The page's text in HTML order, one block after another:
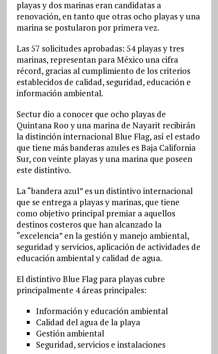
playas y dos marinas eran candidatas a
renovación, en tanto que otras ocho playas y una
marina se postularon por primera vez.
Las 57 solicitudes aprobadas: 54 playas y tres
marinas, representan para México una cifra
récord, gracias al cumplimiento de los criterios
establecidos de calidad, seguridad, educación e
información ambiental.
Sectur dio a conocer que ocho playas de
Quintana Roo y una marina de Nayarit recibirán
la distinción internacional Blue Flag, así el estado
que tiene más banderas azules es Baja California
Sur, con veinte playas y una marina que poseen
este distintivo.
La “bandera azul” es un distintivo internacional
que se entrega a playas y marinas, que tiene
como objetivo principal premiar a aquellos
destinos costeros que han alcanzado la
“excelencia” en la gestión y manejo ambiental,
seguridad y servicios, aplicación de actividades de
educación ambiental y calidad de agua.
El distintivo Blue Flag para playas cubre
principalmente 4 áreas principales:
Información y educación ambiental
Calidad del agua de la playa
Gestión ambiental
Seguridad, servicios e instalaciones